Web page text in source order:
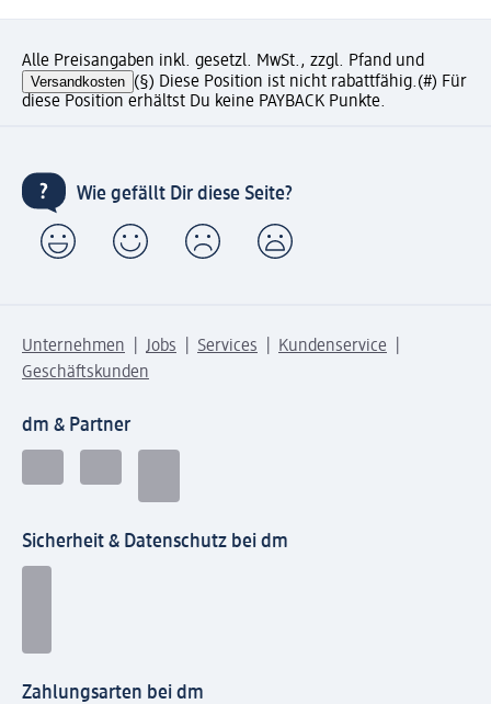
Alle Preisangaben inkl. gesetzl. MwSt., zzgl. Pfand und
Versandkosten (§) Diese Position ist nicht rabattfähig.(#) Für
diese Position erhältst Du keine PAYBACK Punkte.
Wie gefällt Dir diese Seite?
Unternehmen Jobs Services
Kundenservice
Geschäftskunden
dm & Partner
Sicherheit & Datenschutz bei dm
Zahlungsarten bei dm